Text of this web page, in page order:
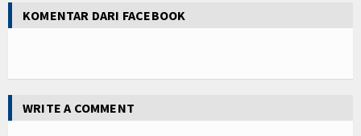
KOMENTAR DARI FACEBOOK
WRITE A COMMENT